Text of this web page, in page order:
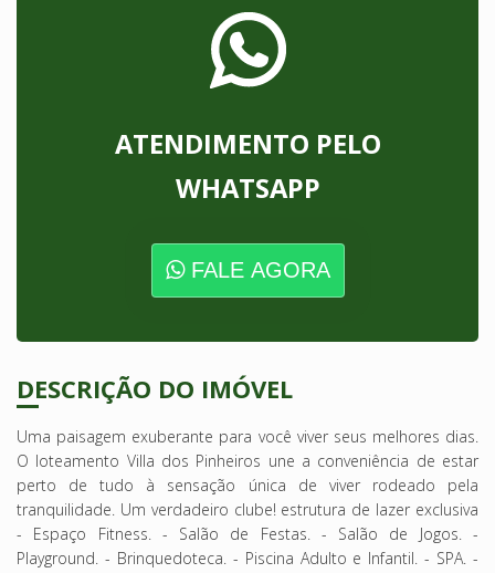
ATENDIMENTO PELO
WHATSAPP
FALE AGORA
DESCRIÇÃO DO IMÓVEL
Uma paisagem exuberante para você viver seus melhores dias.
O loteamento Villa dos Pinheiros une a conveniência de estar
perto de tudo à sensação única de viver rodeado pela
tranquilidade. Um verdadeiro clube! estrutura de lazer exclusiva
- Espaço Fitness. - Salão de Festas. - Salão de Jogos. -
Playground. - Brinquedoteca. - Piscina Adulto e Infantil. - SPA. -